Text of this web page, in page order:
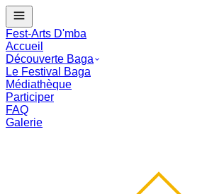
J - --
Le Festival Baga commence dans :
Fest-Arts D'mba
Accueil
Découverte Baga
Le Festival Baga
Médiathèque
Participer
FAQ
Galerie